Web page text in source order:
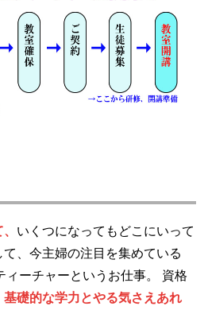
いくつになってもどこにいって
、今主婦の注目を集めている
ィーチャーというお仕事。 資格
基礎的な学力とやる気さえあれ